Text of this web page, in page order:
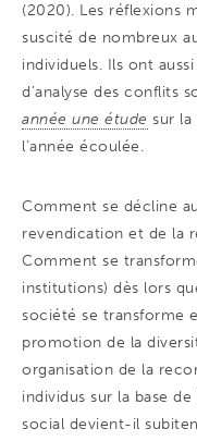
(2020). Les réflexions
suscité de nombreux
individuels. Ils ont
d’analyse des conflits
année une étude sur
l’année écoulée.
Comment se décline
revendication et de la
Comment se
institutions) dès lors
société se transforme
promotion de la
organisation de la
individus sur la base
social devient-il